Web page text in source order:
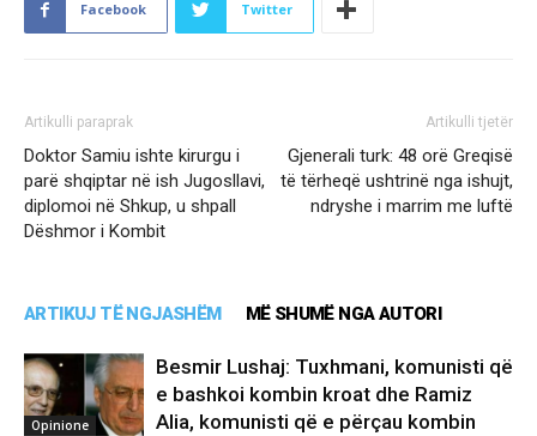
Facebook Twitter
Artikulli paraprak
Doktor Samiu ishte kirurgu i
parë shqiptar në ish Jugosllavi,
diplomoi në Shkup, u shpall
Dëshmor i Kombit
Artikulli tjetër
Gjenerali turk: 48 orë Greqisë
të tërheqë ushtrinë nga ishujt,
ndryshe i marrim me luftë
ARTIKUJ TË NGJASHËM MË SHUMË NGA AUTORI
Opinione
Besmir Lushaj: Tuxhmani, komunisti që
e bashkoi kombin kroat dhe Ramiz
Alia, komunisti që e përçau kombin